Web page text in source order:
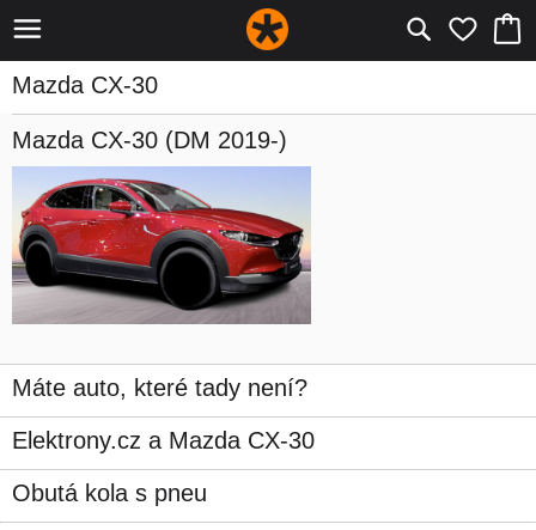
Mazda CX-30
Mazda CX-30 (DM 2019-)
Máte auto, které tady není?
Elektrony.cz a Mazda CX-30
Obutá kola s pneu